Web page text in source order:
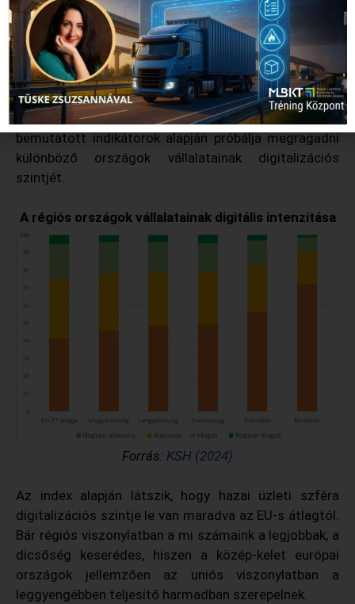
10-49 fő közti cégeknél. Itt jegyezzük meg, hogy a
digitalizáció terjedését jelentős EU forrás is segítette
2010-2023 között.
Az Európai Biztosság Digitális Intenzitás Indexe egy
komplex mutatószám, mely részben a fent
bemutatott indikátorok alapján próbálja megragadni
különböző országok vállalatainak digitalizációs
szintjét.
A régiós országok vállalatainak digitális intenzitása
Forrás: KSH (2024)
Az index alapján látszik, hogy hazai üzleti szféra
digitalizációs szintje le van maradva az EU-s átlagtól.
Bár régiós viszonylatban a mi számaink a legjobbak, a
dicsőség keserédes, hiszen a közép-kelet európai
országok jellemzően az uniós viszonylatban a
leggyengébben teljesítő harmadban szerepelnek.